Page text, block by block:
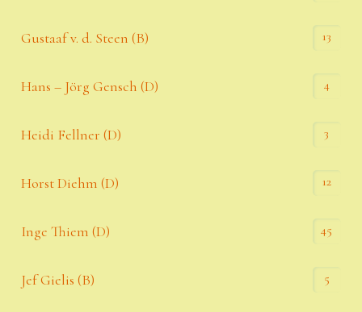
Gustaaf v. d. Steen (B) 13
Hans – Jörg Gensch (D) 4
Heidi Fellner (D) 3
Horst Diehm (D) 12
Inge Thiem (D) 45
Jef Gielis (B) 5